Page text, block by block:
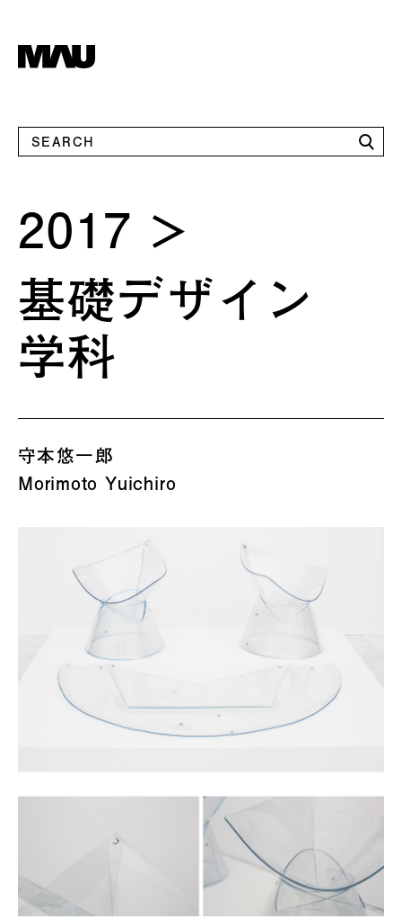
2017
基礎デザイン
学科
守本悠一郎
Morimoto Yuichiro